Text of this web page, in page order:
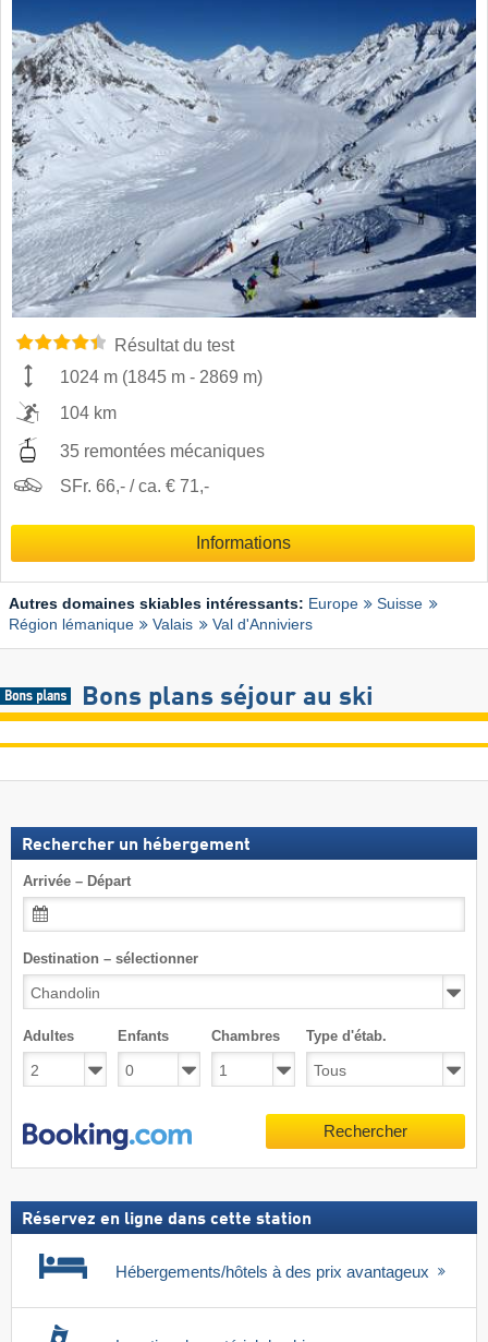
Résultat du test
1024 m (1845 m - 2869 m)
104 km
35 remontées mécaniques
SFr. 66,- / ca. € 71,-
Informations
Autres domaines skiables intéressants: Europe
Suisse
Région lémanique
Valais Val d'Anniviers
Bons plans séjour au ski
Rechercher un hébergement
Arrivée – Départ
Destination – sélectionner
Adultes Enfants Chambres Type d'étab.
Rechercher
Réservez en ligne dans cette station
Hébergements/hôtels à des prix avantageux